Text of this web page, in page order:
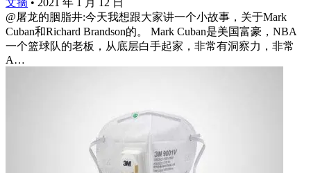
@屠龙的胭脂井:今天我想跟大家讲一个小故事，关于Mark
Cuban和Richard Brandson的。 Mark Cuban是美国富豪，NBA
一个篮球队的老板，从底层白手起家，非常有洞察力，非常
A…